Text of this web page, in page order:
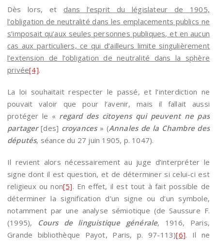
Dès lors, et dans l’esprit du législateur de 1905,
l’obligation de neutralité dans les emplacements publics ne
s’imposait qu’aux seules personnes publiques, et en aucun
cas aux particuliers, ce qui d’ailleurs limite singulièrement
l’extension de l’obligation de neutralité dans la sphère
privée[4].
La loi souhaitait respecter le passé, et l’interdiction ne
pouvait valoir que pour l’avenir, mais il fallait aussi
protéger le « regard des citoyens qui peuvent ne pas
partager[des] croyances» (Annales de la Chambre des
députés, séance du 27 juin 1905, p. 1047).
Il revient alors nécessairement au juge d’interpréter le
signe dont il est question, et de déterminer si celui-ci est
religieux ou non[5]. En effet, il est tout à fait possible de
déterminer la signification d’un signe ou d’un symbole,
notamment par une analyse sémiotique (de Saussure F.
(1995),
Cours de linguistique générale, 1916, Paris,
Grande bibliothèque Payot, Paris, p. 97-113)[6]. Il ne